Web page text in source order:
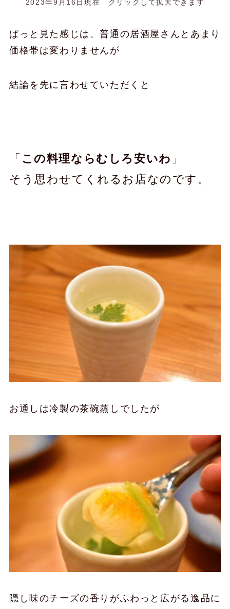
2023年9月16日現在 クリックして拡大できます
ぱっと見た感じは、普通の居酒屋さんとあまり
価格帯は変わりませんが
結論を先に言わせていただくと
「 この料理ならむしろ安いわ 」
そう思わせてくれるお店なのです。
お通しは冷製の茶碗蒸しでしたが
隠し味のチーズの香りがふわっと広がる逸品に